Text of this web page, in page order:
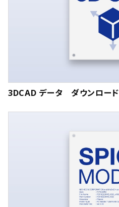
3DCAD データ ダウンロード